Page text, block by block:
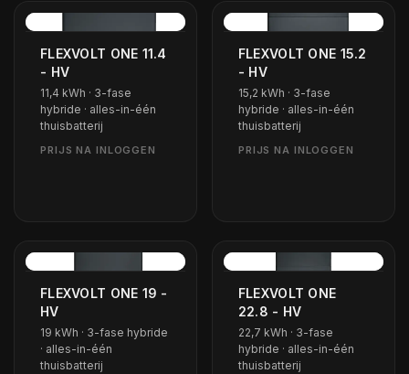
FLEXVOLT ONE 11.4
- HV
11,4 kWh · 3-fase
hybride · alles-in-één
thuisbatterij
FLEXVOLT ONE 15.2
- HV
15,2 kWh · 3-fase
hybride · alles-in-één
thuisbatterij
FLEXVOLT ONE 19 -
HV
19 kWh · 3-fase hybride
· alles-in-één
thuisbatterij
FLEXVOLT ONE
22.8 - HV
22,7 kWh · 3-fase
hybride · alles-in-één
thuisbatterij